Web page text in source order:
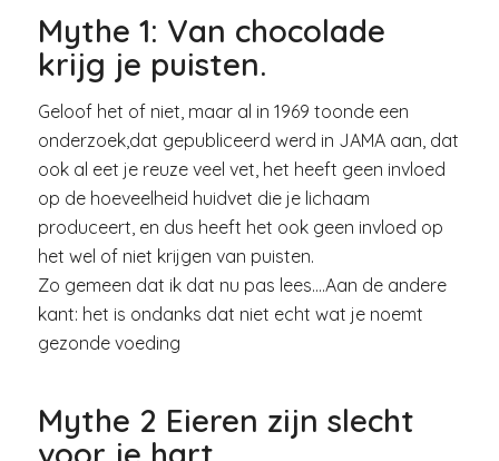
Mythe 1: Van chocolade
krijg je puisten.
Geloof het of niet, maar al in 1969 toonde een
onderzoek,dat gepubliceerd werd in JAMA aan, dat
ook al eet je reuze veel vet, het heeft geen invloed
op de hoeveelheid huidvet die je lichaam
produceert, en dus heeft het ook geen invloed op
het wel of niet krijgen van puisten.
Zo gemeen dat ik dat nu pas lees….Aan de andere
kant: het is ondanks dat niet echt wat je noemt
gezonde voeding
Mythe 2 Eieren zijn slecht